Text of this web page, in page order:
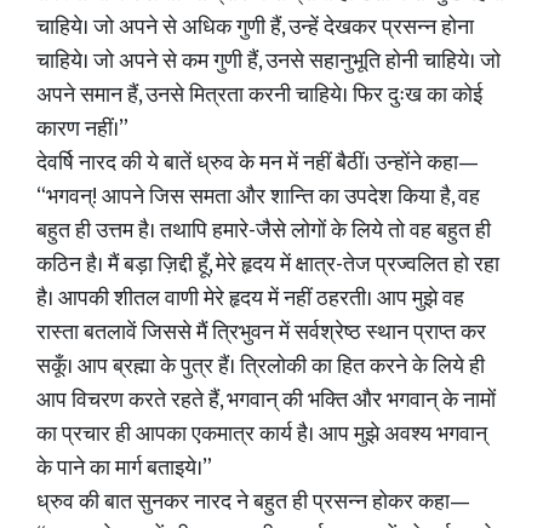
चाहिये। जो अपने से अधिक गुणी हैं, उन्हें देखकर प्रसन्न होना
चाहिये। जो अपने से कम गुणी हैं, उनसे सहानुभूति होनी चाहिये। जो
अपने समान हैं, उनसे मित्रता करनी चाहिये। फिर दुःख का कोई
कारण नहीं।”
देवर्षि नारद की ये बातें ध्रुव के मन में नहीं बैठीं। उन्होंने कहा—
“भगवन्! आपने जिस समता और शान्ति का उपदेश किया है, वह
बहुत ही उत्तम है। तथापि हमारे-जैसे लोगों के लिये तो वह बहुत ही
कठिन है। मैं बड़ा ज़िद्दी हूँ, मेरे हृदय में क्षात्र-तेज प्रज्वलित हो रहा
है। आपकी शीतल वाणी मेरे हृदय में नहीं ठहरती। आप मुझे वह
रास्ता बतलावें जिससे मैं त्रिभुवन में सर्वश्रेष्ठ स्थान प्राप्त कर
सकूँ। आप ब्रह्मा के पुत्र हैं। त्रिलोकी का हित करने के लिये ही
आप विचरण करते रहते हैं, भगवान्‌ की भक्ति और भगवान् के नामों
का प्रचार ही आपका एकमात्र कार्य है। आप मुझे अवश्य भगवान्
के पाने का मार्ग बताइये।”
ध्रुव की बात सुनकर नारद ने बहुत ही प्रसन्न होकर कहा—